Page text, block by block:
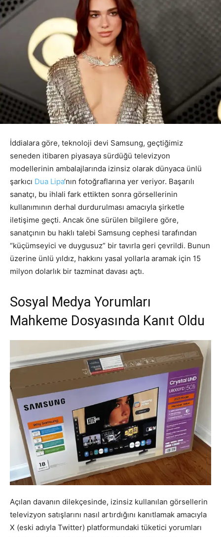
İddialara göre, teknoloji devi Samsung, geçtiğimiz
seneden itibaren piyasaya sürdüğü televizyon
modellerinin ambalajlarında izinsiz olarak dünyaca ünlü
şarkıcı Dua Lipa‘nın fotoğraflarına yer veriyor. Başarılı
sanatçı, bu ihlali fark ettikten sonra görsellerinin
kullanımının derhal durdurulması amacıyla şirketle
iletişime geçti. Ancak öne sürülen bilgilere göre,
sanatçının bu haklı talebi Samsung cephesi tarafından
“küçümseyici ve duygusuz” bir tavırla geri çevrildi. Bunun
üzerine ünlü yıldız, hakkını yasal yollarla aramak için 15
milyon dolarlık bir tazminat davası açtı.
Sosyal Medya Yorumları
Mahkeme Dosyasında Kanıt Oldu
Açılan davanın dilekçesinde, izinsiz kullanılan görsellerin
televizyon satışlarını nasıl artırdığını kanıtlamak amacıyla
X (eski adıyla Twitter) platformundaki tüketici yorumları